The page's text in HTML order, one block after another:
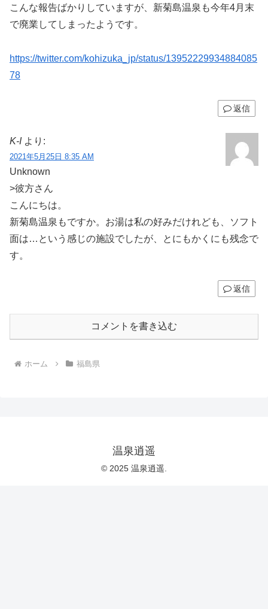
こんな報告ばかりしていますが、新菊島温泉も今年4月末
で廃業してしまったようです。
https://twitter.com/kohizuka_jp/status/13952229934884085
78
返信
K-I より:
2021年5月25日 8:35 AM
Unknown
>彼方さん
こんにちは。
新菊島温泉もですか。お湯は私の好みだけれども、ソフト
面は…という感じの施設でしたが、とにもかくにも残念で
す。
返信
コメントを書き込む
ホーム 福島県
温泉逍遥
© 2025 温泉逍遥.